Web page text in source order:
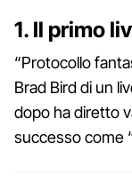
1. Il primo
“Protocollo
Brad Bird di un
dopo ha diretto
successo come